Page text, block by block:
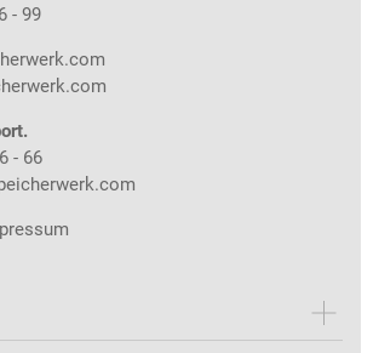
- 99
- 66